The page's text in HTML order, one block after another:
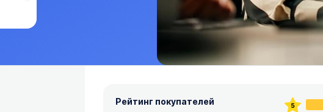
Рейтинг покупателей